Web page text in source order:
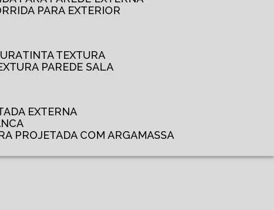
PARA EXTERIOR
TINTA TEXTURA
PAREDE SALA
EXTERNA
PROJETADA COM ARGAMASSA